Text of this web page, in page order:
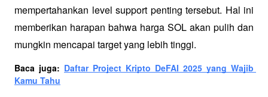
mempertahankan level support penting tersebut. Hal ini
memberikan harapan bahwa harga SOL akan pulih dan
mungkin mencapai target yang lebih tinggi.
Baca juga: Daftar Project Kripto DeFAI 2025 yang Wajib
Kamu Tahu